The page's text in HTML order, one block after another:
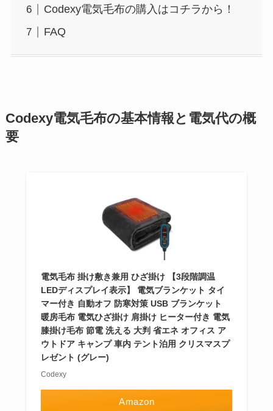
Codexy電気毛布の購入はコチラから！
FAQ
Codexy電気毛布の基本情報と電気代の概
要
電気毛布 掛け敷き兼用 ひざ掛け 【3段階調温
LEDディスプレイ表示】 電気ブランケット タイ
マー付き 自動オフ 防寒対策 USB ブランケット
暖房毛布 電気ひざ掛け 肩掛け ヒーター付き 電気
膝掛け毛布 節電 洗える 大判 省エネ オフィス ア
ウトドア キャンプ 車内 テント泊用 クリスマスプ
レゼント (グレー)
Codexy
Amazon